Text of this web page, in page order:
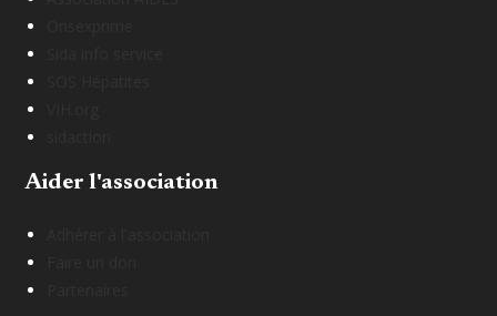
Aider l'association